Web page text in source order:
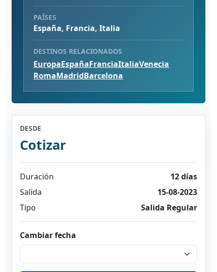
PAÍSES
España, Francia, Italia
DESTINOS RELACIONADOS
EuropaEspañaFranciaItaliaVenecia
RomaMadridBarcelona
DESDE
Cotizar
Duración
12 días
Salida
15-08-2023
Tipo
Salida Regular
Cambiar fecha